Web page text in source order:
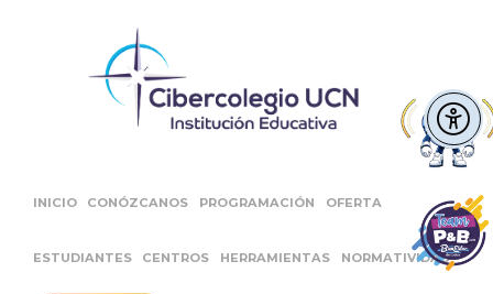
INICIO CONÓZCANOS PROGRAMACIÓN OFERTA
ESTUDIANTES CENTROS HERRAMIENTAS NORMATIVIDAD